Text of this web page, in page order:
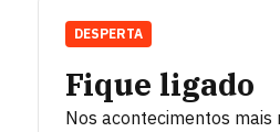
Fique ligado
Nos acontecimentos mais
DESPERTA